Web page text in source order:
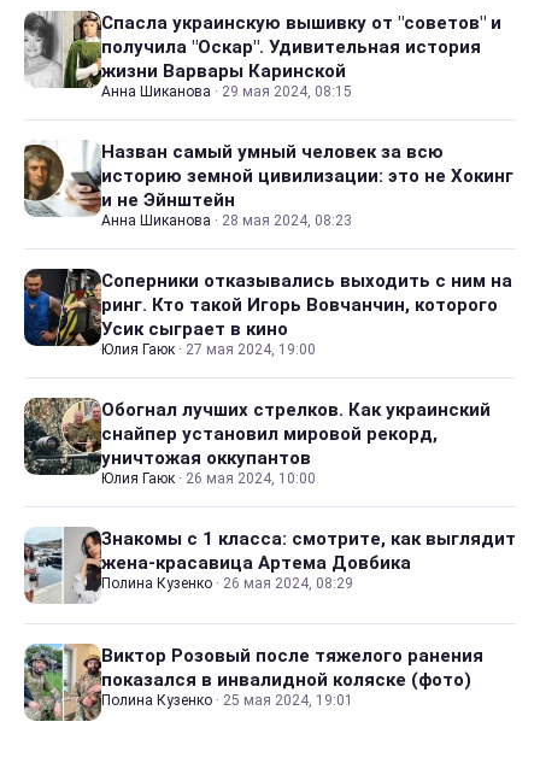
Спасла украинскую вышивку от "советов" и
получила "Оскар". Удивительная история
жизни Варвары Каринской
Анна Шиканова · 29 мая 2024, 08:15
Назван самый умный человек за всю
историю земной цивилизации: это не Хокинг
и не Эйнштейн
Анна Шиканова · 28 мая 2024, 08:23
Соперники отказывались выходить с ним на
ринг. Кто такой Игорь Вовчанчин, которого
Усик сыграет в кино
Юлия Гаюк · 27 мая 2024, 19:00
Обогнал лучших стрелков. Как украинский
снайпер установил мировой рекорд,
уничтожая оккупантов
Юлия Гаюк · 26 мая 2024, 10:00
Знакомы с 1 класса: смотрите, как выглядит
жена-красавица Артема Довбика
Полина Кузенко · 26 мая 2024, 08:29
Виктор Розовый после тяжелого ранения
показался в инвалидной коляске (фото)
Полина Кузенко · 25 мая 2024, 19:01